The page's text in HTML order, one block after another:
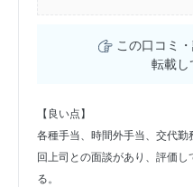
この口コミ
転載し
【良い点】
各種手当、時間外手当、交代
回上司との面談があり、評価
る。